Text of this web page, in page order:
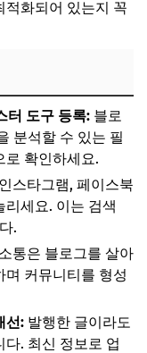
적화되어 있는지 꼭
터 도구 등록: 블로
분석할 수 있는 필
로 확인하세요.
스타그램, 페이스북
세요. 이는 검색
.
통은 블로그를 살아
며 커뮤니티를 형성
선: 발행한 글이라도
. 최신 정보로 업